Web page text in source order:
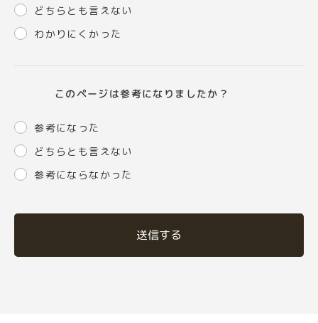
どちらとも言えない
わかりにくかった
このページは参考になりましたか？
参考になった
どちらとも言えない
参考にならなかった
送信する